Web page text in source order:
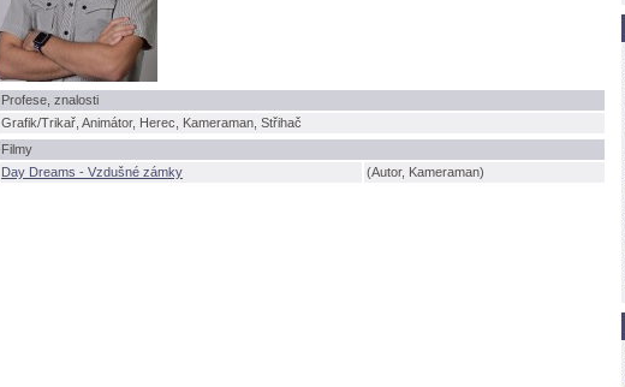
Profese, znalosti
Grafik/Trikař, Animátor, Herec, Kameraman, Střihač
Filmy
Day Dreams - Vzdušné zámky
(Autor, Kameraman)